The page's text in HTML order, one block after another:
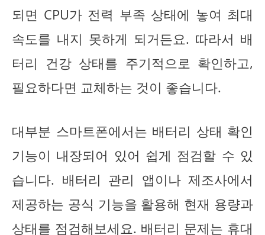
되면 CPU가 전력 부족 상태에 놓여 최대
속도를 내지 못하게 되거든요. 따라서 배
터리 건강 상태를 주기적으로 확인하고,
필요하다면 교체하는 것이 좋습니다.
대부분 스마트폰에서는 배터리 상태 확인
기능이 내장되어 있어 쉽게 점검할 수 있
습니다. 배터리 관리 앱이나 제조사에서
제공하는 공식 기능을 활용해 현재 용량과
상태를 점검해보세요. 배터리 문제는 휴대